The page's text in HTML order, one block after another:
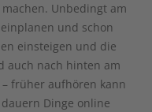
Unbedingt am
und schon
einsteigen und die
auch nach hinten am
früher aufhören kann
Dinge online